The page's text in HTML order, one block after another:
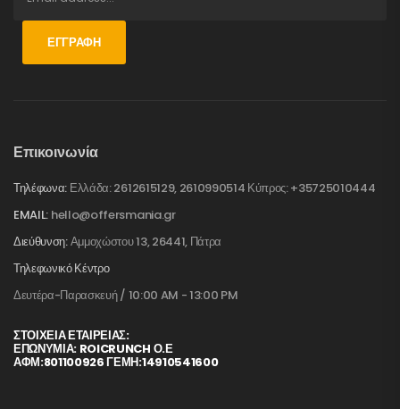
ΕΓΓΡΑΦΉ
Επικοινωνία
Τηλέφωνα: Ελλάδα: 2612615129, 2610990514 Κύπρος: +35725010444
EMAIL: hello@offersmania.gr
Διεύθυνση:Αμμοχώστου 13, 26441, Πάτρα
Τηλεφωνικό Κέντρο
Δευτέρα-Παρασκευή / 10:00 AM - 13:00 PM
ΣΤΟΙΧΕΊΑ ΕΤΑΙΡΕΊΑΣ:
ΕΠΩΝΥΜΙΑ: ROICRUNCH Ο.Ε
ΑΦΜ:801100926 ΓΕΜΗ:14910541600